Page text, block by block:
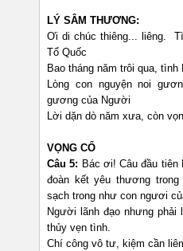
LÝ SÂM THƯƠNG:
Ơi di chúc thiêng... liêng.
Tổ Quốc
Bao tháng năm trôi qua,
Lòng con nguyện noi
gương của Người
Lời dặn dò năm xưa, còn
VỌNG CỔ
Câu 5: Bác ơi! Câu đầu tiên
đoàn kết yêu thương
sạch trong như con ngươi
Người lãnh đạo nhưng phải
thủy vẹn tình.
Chí công vô tư, kiệm cần